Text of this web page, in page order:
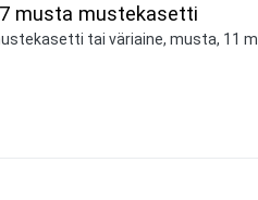
musta mustekasetti
tai väriaine, musta, 11 ml